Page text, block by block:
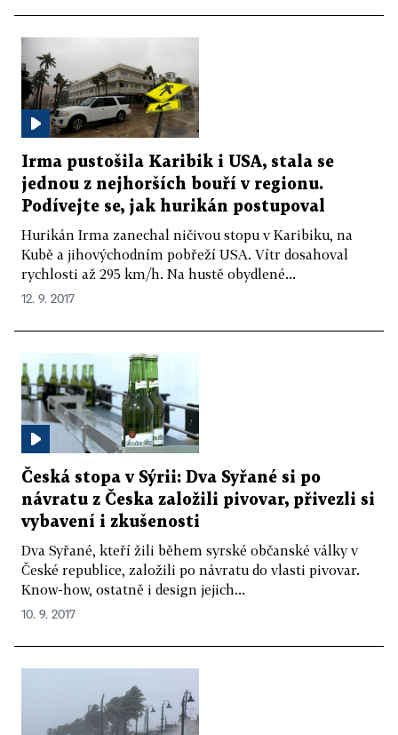
Irma pustošila Karibik i USA, stala se
jednou z nejhorších bouří v regionu.
Podívejte se, jak hurikán postupoval
Hurikán Irma zanechal ničivou stopu v Karibiku, na
Kubě a jihovýchodním pobřeží USA. Vítr dosahoval
rychlosti až 295 km/h. Na hustě obydlené...
12. 9. 2017
Česká stopa v Sýrii: Dva Syřané si po
návratu z Česka založili pivovar, přivezli si
vybavení i zkušenosti
Dva Syřané, kteří žili během syrské občanské války v
České republice, založili po návratu do vlasti pivovar.
Know-how, ostatně i design jejich...
10. 9. 2017